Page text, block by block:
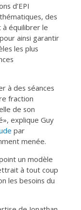
d’EPI
des
équilibrer le
ainsi garantir
les plus
à des séances
fraction
de son
explique Guy
par
menée.
un modèle
à tout coup
les besoins du